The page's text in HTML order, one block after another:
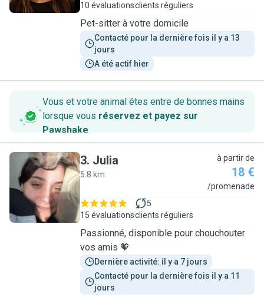
10 évaluationsclients réguliers
Pet-sitter à votre domicile
Contacté pour la dernière fois il y a 13
jours
A été actif hier
Vous et votre animal êtes entre de bonnes mains
lorsque vous réservez et payez sur
Pawshake.
J
3. Julia
5.8 km
à partir de
18 €
/promenade
15 évaluations
5
clients réguliers
Passionné, disponible pour chouchouter
vos amis 🧡
Dernière activité: il y a 7 jours
Contacté pour la dernière fois il y a 11
jours